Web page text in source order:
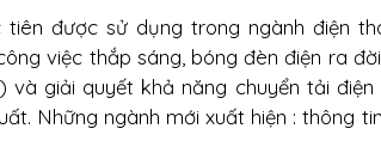
được sử dụng trong ngành điện
việc thắp sáng, bóng đèn điện ra
và giải quyết khả năng chuyển tải
Những ngành mới xuất hiện : thông